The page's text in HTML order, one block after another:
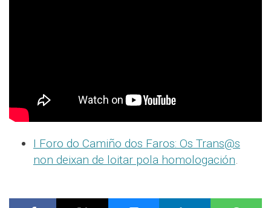
I Foro do Camiño dos Faros: Os Trans@s
non deixan de loitar pola homologación.